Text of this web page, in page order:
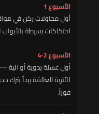
الأسبوع 1
أول محاولات ركن في
احتكاكات بسيطة بالأبواب
الأسبوع 2-4
أول غسلة يدوية أو
الأتربة العالقة يبدأ
فوراً.